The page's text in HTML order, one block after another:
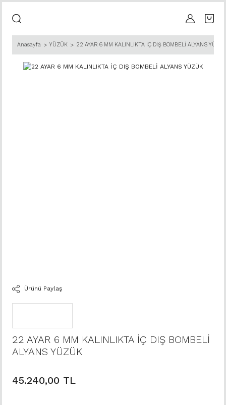
Anasayfa YÜZÜK 22 AYAR 6 MM KALINLIKTA İÇ DIŞ BOMBELİ ALYANS
Ürünü Paylaş
22 AYAR 6 MM KALINLIKTA İÇ DIŞ BOMBELİ
ALYANS YÜZÜK
45.240,00 TL